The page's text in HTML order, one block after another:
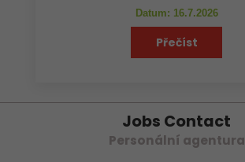
Datum: 16.7.2026
Přečíst
Jobs Contact
Personální agentura